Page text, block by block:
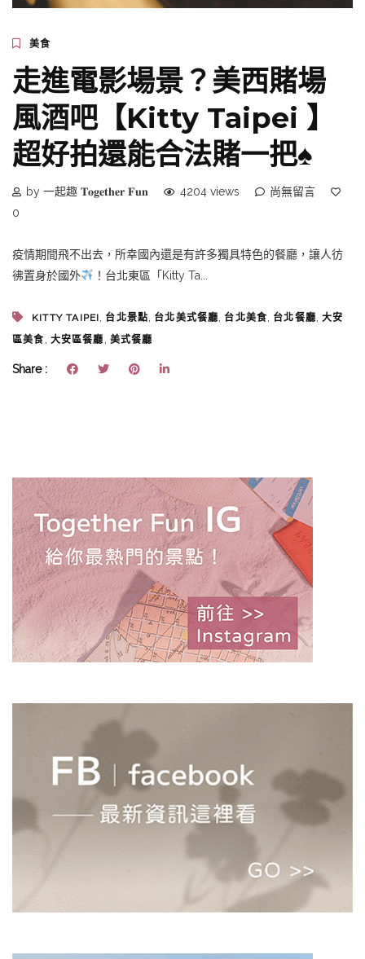
美食
走進電影場景？美西賭場
風酒吧【Kitty Taipei 】
超好拍還能合法賭一把♠
by 一起趣 𝐓𝐨𝐠𝐞𝐭𝐡𝐞𝐫 𝐅𝐮𝐧 4204 views
尚無留言
0
疫情期間飛不出去，所幸國內還是有許多獨具特色的餐廳，讓人彷
彿置身於國外
！台北東區「Kitty Ta...
KITTY TAIPEI 台北景點 台北美式餐廳 台北美食 台北餐廳 ,大安
區美食
大安區餐廳 美式餐廳
Share :